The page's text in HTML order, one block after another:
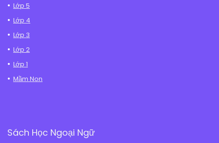
Lớp 5
Lớp 4
Lớp 3
Lớp 2
Lớp 1
Mầm Non
Sách Học Ngoại Ngữ